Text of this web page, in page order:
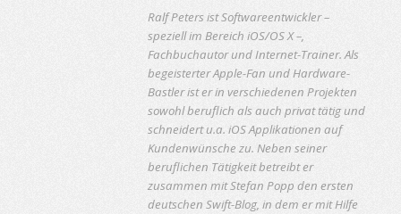
Ralf Peters ist Softwareentwickler –
speziell im Bereich iOS/OS X –,
Fachbuchautor und Internet-Trainer. Als
begeisterter Apple-Fan und Hardware-
Bastler ist er in verschiedenen Projekten
sowohl beruflich als auch privat tätig und
schneidert u.a. iOS Applikationen auf
Kundenwünsche zu. Neben seiner
beruflichen Tätigkeit betreibt er
zusammen mit Stefan Popp den ersten
deutschen Swift-Blog, in dem er mit Hilfe